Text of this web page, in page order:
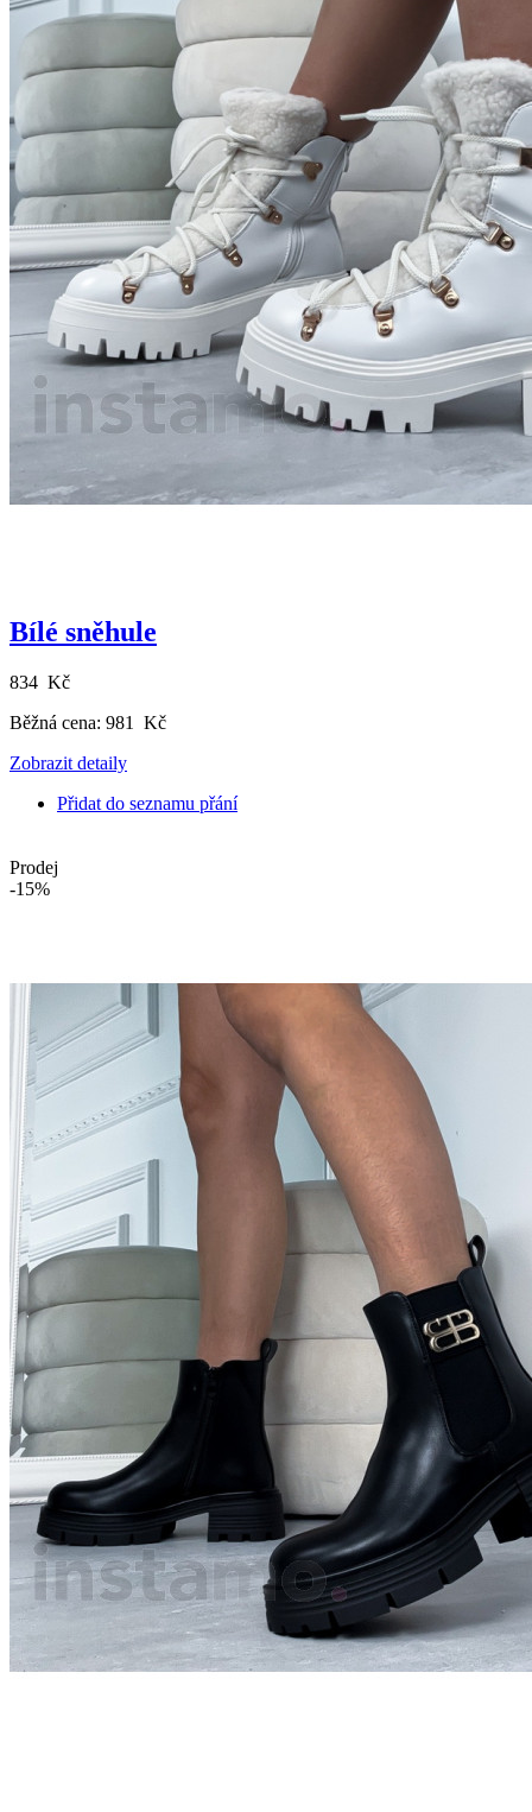
Bílé sněhule
834 Kč
Běžná cena: 981 Kč
Zobrazit detaily
Přidat do seznamu přání
Prodej
-15%